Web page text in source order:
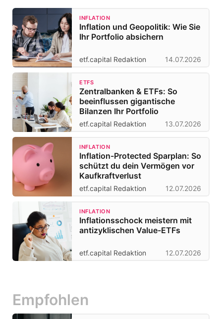
INFLATION
Inflation und Geopolitik: Wie Sie
Ihr Portfolio absichern
etf.capital Redaktion 14.07.2026
ETFS
Zentralbanken & ETFs: So
beeinflussen gigantische
Bilanzen Ihr Portfolio
etf.capital Redaktion 13.07.2026
INFLATION
Inflation-Protected Sparplan: So
schützt du dein Vermögen vor
Kaufkraftverlust
etf.capital Redaktion 12.07.2026
INFLATION
Inflationsschock meistern mit
antizyklischen Value-ETFs
etf.capital Redaktion 12.07.2026
Empfohlen